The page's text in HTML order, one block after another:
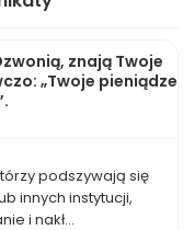
znają Twoje
„Twoje pieniądze
podszywają się
innych instytucji,
i nakł...